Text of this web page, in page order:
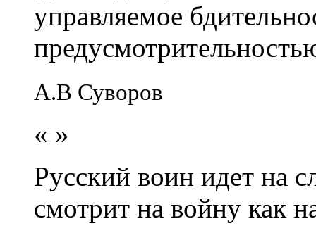
управляемое
А.В Суворов
« »
Русский воин идет на
смотрит на войну как